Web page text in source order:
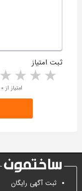
ثبت امتیاز
3 stars 2 stars 1 star امتیاز از ۰ رای
ثبت آگهی رایگان